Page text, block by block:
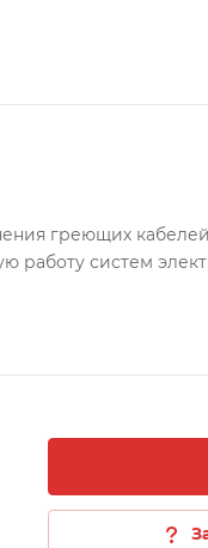
греющих
работу систем